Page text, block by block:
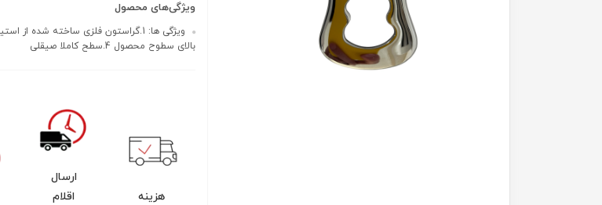
ویژگی‌های محصول
بالای سطوح محصول 4.سطح کاملا صیقلی
هزینه
ارسال
اقلام